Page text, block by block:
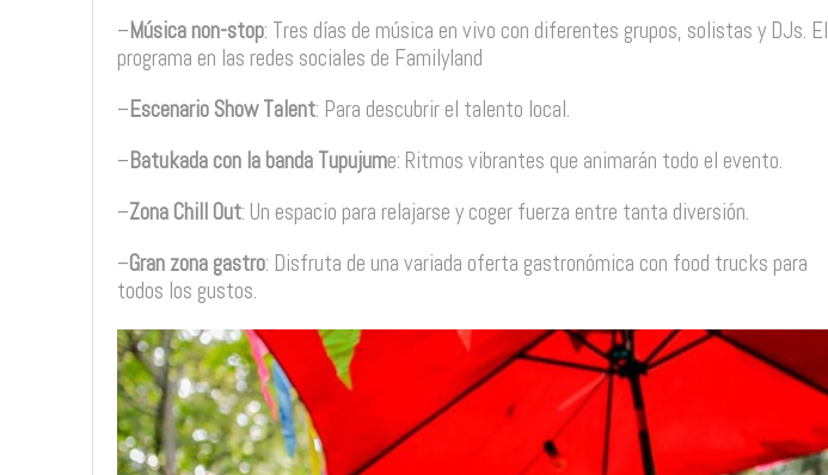
–Música non-stop: Tres días de música en vivo con diferentes grupos, solistas y DJs. El
programa en las redes sociales de Familyland
–Escenario Show Talent: Para descubrir el talento local.
–Batukada con la banda Tupujume: Ritmos vibrantes que animarán todo el evento.
–Zona Chill Out: Un espacio para relajarse y coger fuerza entre tanta diversión.
–Gran zona gastro: Disfruta de una variada oferta gastronómica con food trucks para
todos los gustos.